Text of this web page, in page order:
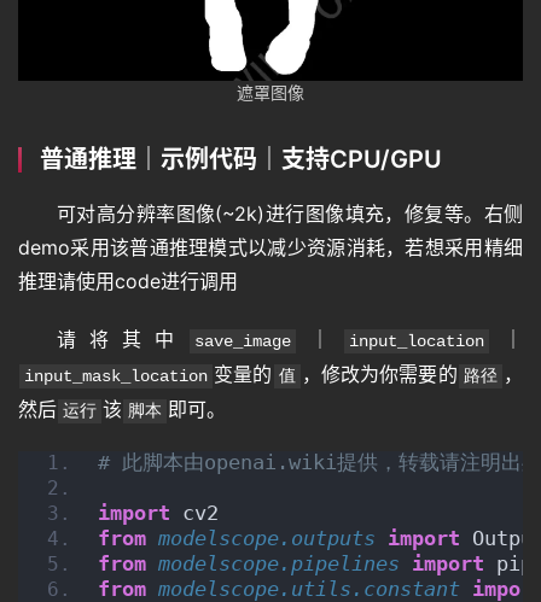
遮罩图像
普通推理｜示例代码｜支持CPU/GPU
可对高分辨率图像(~2k)进行图像填充，修复等。右侧
demo采用该普通推理模式以减少资源消耗，若想采用精细
推理请使用code进行调用
请将其中 save_image input_location
input_mask_location 变量的 值 ，修改为你需要的 路径 ，
然后 运行 该 脚本 即可。
# 此脚本由openai.wiki提供，转载请注明出处
import cv2
from modelscope.outputs import
from modelscope.pipelines import
from modelscope.utils.constant